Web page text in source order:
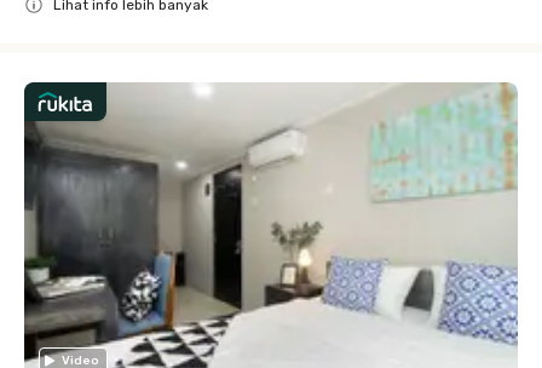
Lihat info lebih banyak
Video